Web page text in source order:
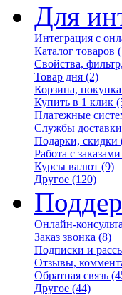
Для
Интеграция с
Каталог товаров
Свойства,
Товар дня (2)
Корзина, покупка
Купить в 1 клик
Платежные
Службы доставки
Подарки, скидки
Работа с заказами
Курсы валют (9)
Другое (120)
Онлайн-
Заказ звонка (8)
Подписки и
Отзывы,
Обратная связь
Другое (44)